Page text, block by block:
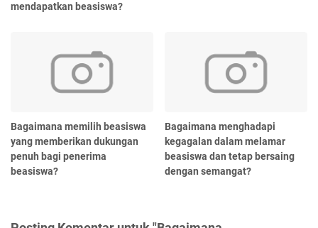
mendapatkan beasiswa?
Bagaimana memilih beasiswa
yang memberikan dukungan
penuh bagi penerima
beasiswa?
Bagaimana menghadapi
kegagalan dalam melamar
beasiswa dan tetap bersaing
dengan semangat?